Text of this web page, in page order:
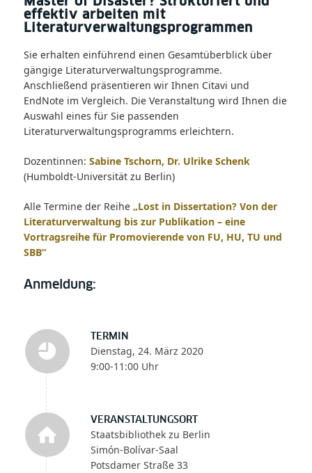
TERMIN
Dienstag, 24. März 2020
9:00-11:00 Uhr
VERANSTALTUNGSORT
Staatsbibliothek zu Berlin
Simón-Bolívar-Saal
Potsdamer Straße 33
effektiv arbeiten mit
Literaturverwaltungsprogrammen
Sie erhalten einführend einen Gesamtüberblick über
gängige Literaturverwaltungsprogramme.
Anschließend präsentieren wir Ihnen Citavi und
EndNote im Vergleich. Die Veranstaltung wird Ihnen die
Auswahl eines für Sie passenden
Literaturverwaltungsprogramms erleichtern.
Dozentinnen: Sabine Tschorn, Dr. Ulrike Schenk
(Humboldt-Universität zu Berlin)
Alle Termine der Reihe „Lost in Dissertation? Von der
Literaturverwaltung bis zur Publikation – eine
Vortragsreihe für Promovierende von FU, HU, TU und
SBB“
Anmeldung: